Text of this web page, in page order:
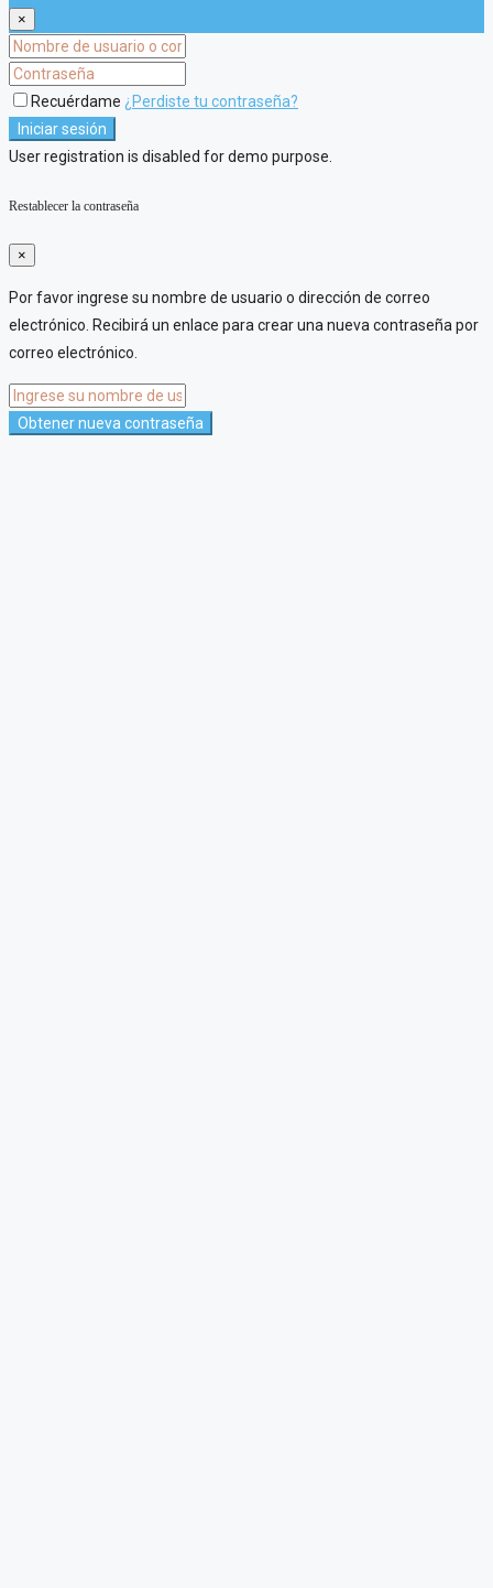
×
Recuérdame ¿Perdiste tu contraseña?
Iniciar sesión
User registration is disabled for demo purpose.
Restablecer la contraseña
×
Por favor ingrese su nombre de usuario o dirección de correo
electrónico. Recibirá un enlace para crear una nueva contraseña por
correo electrónico.
Obtener nueva contraseña